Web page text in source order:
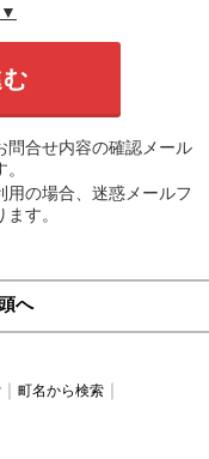
▼
合せ内容の確認メール
の場合、迷惑メールフ
す。
へ
町名から検索